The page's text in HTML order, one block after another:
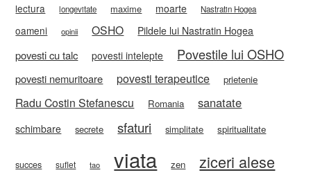
lectura longevitate maxime moarte Nastratin Hogea
oameni opinii OSHO Pildele lui Nastratin Hogea
povesti cu talc povesti intelepte Povestile lui OSHO
povesti nemuritoare povesti terapeutice prietenie
Radu Costin Stefanescu Romania sanatate
schimbare secrete sfaturi simplitate spiritualitate
succes suflet tao viata zen ziceri alese